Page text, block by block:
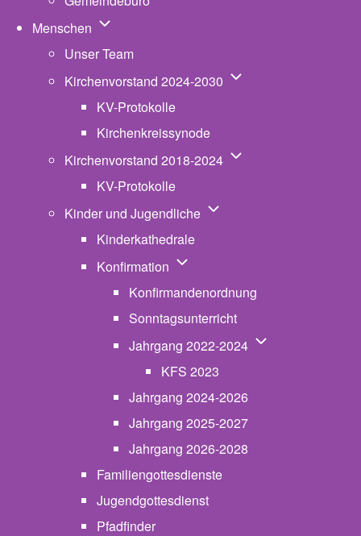
Menschen Unternavigation von Menschen
Unser Team
Kirchenvorstand 2024-2030 Unternavigation von
KV-Protokolle
Kirchenkreissynode
Kirchenvorstand 2018-2024 Unternavigation von
KV-Protokolle
Kinder und Jugendliche Unternavigation von
Kinderkathedrale
Konfirmation Unternavigation von
Konfirmandenordnung
Sonntagsunterricht
Jahrgang 2022-2024 Unternavigation
KFS 2023
Jahrgang 2024-2026
Jahrgang 2025-2027
Jahrgang 2026-2028
Familiengottesdienste
Jugendgottesdienst
Pfadfinder